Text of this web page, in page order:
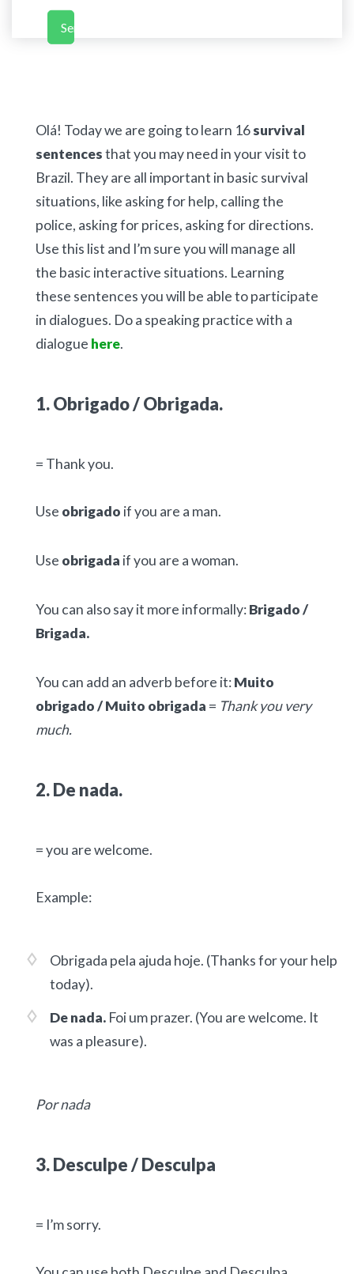
Send
Olá! Today we are going to learn 16survival
sentencesthat you may need in your visit to
Brazil. They are all important in basic survival
situations, like asking for help, calling the
police, asking for prices, asking for directions.
Use this list and I’m sure you will manage all
the basic interactive situations. Learning
these sentences you will be able to participate
in dialogues. Do a speaking practice with a
dialogue here.
1. Obrigado / Obrigada.
= Thank you.
Use obrigado if you are a man.
Use obrigada if you are a woman.
You can also say it more informally:Brigado /
Brigada.
You can add an adverb before it:Muito
obrigado / Muito obrigada = Thank you very
much.
2. De nada.
= you are welcome.
Example:
Obrigada pela ajuda hoje. (Thanks for your help
today).
De nada.Foi um prazer. (You are welcome. It
was a pleasure).
Por nada
3. Desculpe / Desculpa
= I’m sorry.